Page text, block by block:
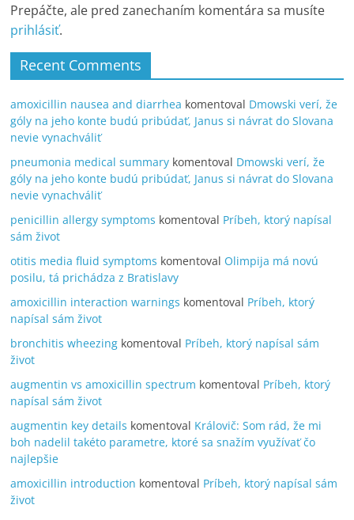
Prepáčte, ale pred zanechaním komentára sa musíte
prihlásiť.
Recent Comments
amoxicillin nausea and diarrhea komentoval Dmowski verí, že
góly na jeho konte budú pribúdať, Janus si návrat do Slovana
nevie vynachváliť
pneumonia medical summary komentoval Dmowski verí, že
góly na jeho konte budú pribúdať, Janus si návrat do Slovana
nevie vynachváliť
penicillin allergy symptoms komentoval Príbeh, ktorý napísal
sám život
otitis media fluid symptoms komentoval Olimpija má novú
posilu, tá prichádza z Bratislavy
amoxicillin interaction warnings komentoval Príbeh, ktorý
napísal sám život
bronchitis wheezing komentoval Príbeh, ktorý napísal sám
život
augmentin vs amoxicillin spectrum komentoval Príbeh, ktorý
napísal sám život
augmentin key details komentoval Královič: Som rád, že mi
boh nadelil takéto parametre, ktoré sa snažím využívať čo
najlepšie
amoxicillin introduction komentoval Príbeh, ktorý napísal sám
život